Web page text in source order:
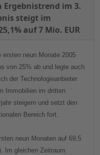
Ergebnistrend im 3.
steigt im
auf 7 Mio. EUR
neun Monate 2005
von 25% ab und legte auch
der Technologieanbieter
Immobilien im dritten
steigern und setzt den
Bereich fort.
neun Monaten auf 69,5
Im gleichen Zeitraum